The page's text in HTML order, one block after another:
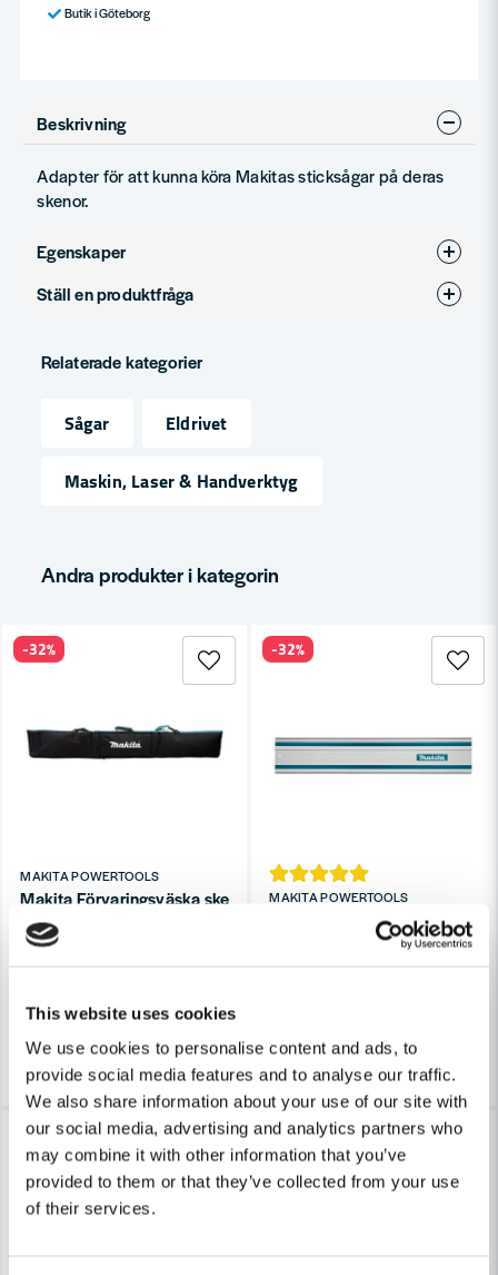
This website uses cookies
We use cookies to personalise content and ads, to
provide social media features and to analyse our traffic.
We also share information about your use of our site with
our social media, advertising and analytics partners who
may combine it with other information that you’ve
provided to them or that they’ve collected from your use
of their services.
Butik i Göteborg
Beskrivning
Adapter för att kunna köra Makitas sticksågar på deras
skenor.
Egenskaper
Produkttyp
Ställ en produktfråga
Fråga oss något om denna produkten...
Namn
Ja, ni får publicera min fråga
Skicka fråga
Relaterade kategorier
Sågar
Eldrivet
Maskin, Laser & Handverktyg
Andra produkter i kategorin
MAKITA POWERTOOLS
Makita Förvaringsväska skena 1400mm 1500mm
3-7 arbetsdagar
Köp
-32%
MAKITA POWERTOOLS
Makita 199140-0 Skena
Köp
-32%
-32% -32%